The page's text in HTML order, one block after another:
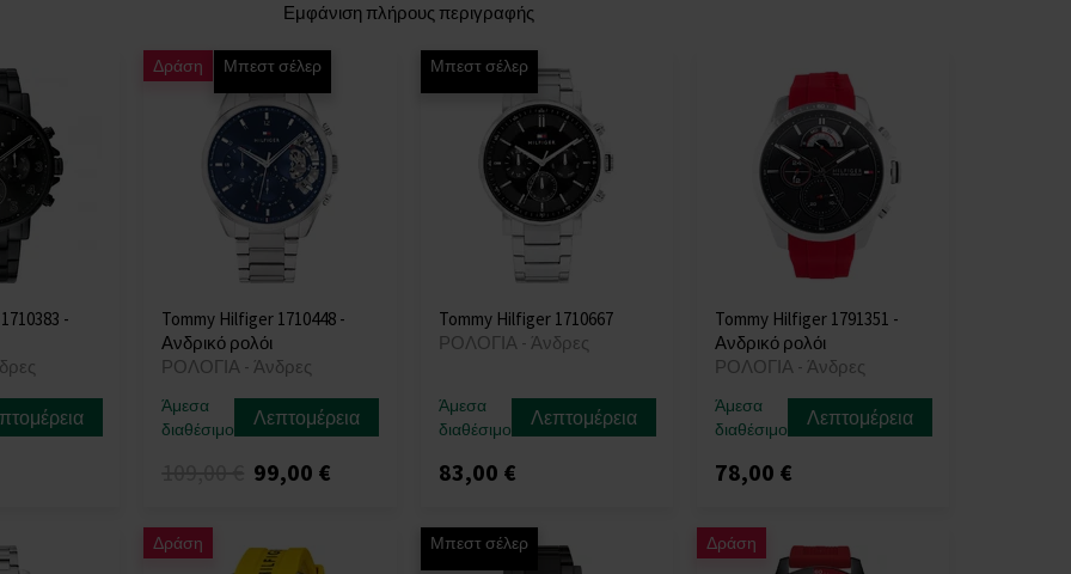
Εμφάνιση πλήρους περιγραφής
-
Δράση Μπεστ σέλερ
Tommy Hilfiger 1710448 -
Ανδρικό ρολόι
ΡΟΛΟΓΙΑ - Άνδρες
Άμεσα
διαθέσιμο
Λεπτομέρεια
99,00 €
Μπεστ σέλερ
Tommy Hilfiger 1710667
ΡΟΛΟΓΙΑ - Άνδρες
Άμεσα
διαθέσιμο
Λεπτομέρεια
83,00 €
Tommy Hilfiger 1791351 -
Ανδρικό ρολόι
ΡΟΛΟΓΙΑ - Άνδρες
Άμεσα
διαθέσιμο
Λεπτομέρεια
78,00 €
Δράση Μπεστ σέλερ Δράση